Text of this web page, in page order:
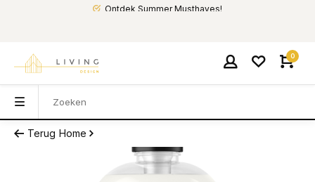
Ontdek Summer Musthaves!
0
Terug Home